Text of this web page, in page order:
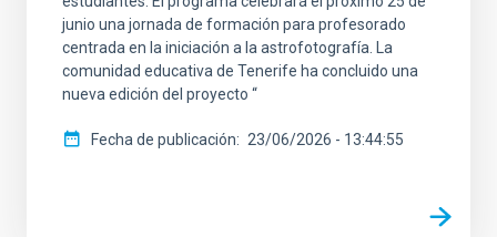
junio una jornada de formación para profesorado
centrada en la iniciación a la astrofotografía. La
comunidad educativa de Tenerife ha concluido una
nueva edición del proyecto “
Fecha de publicación 23/06/2026 - 13:44:55